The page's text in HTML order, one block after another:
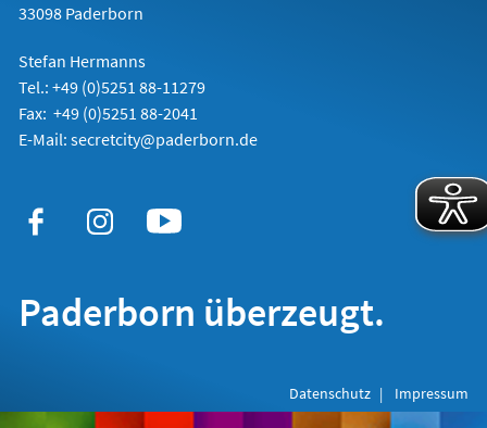
33098 Paderborn
Stefan Hermanns
Tel.: +49 (0)5251 88-11279
Fax: +49 (0)5251 88-2041
E-Mail: secretcity@paderborn.de
Paderborn überzeugt.
Datenschutz Impressum